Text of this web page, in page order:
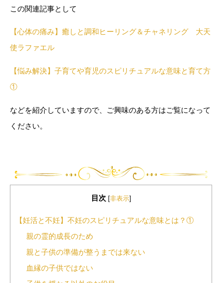
この関連記事として
【心体の痛み】癒しと調和ヒーリング＆チャネリング 大天
使ラファエル
【悩み解決】子育てや育児のスピリチュアルな意味と育て方
①
などを紹介していますので、ご興味のある方はご覧になって
ください。
目次 [非表示]
【妊活と不妊】不妊のスピリチュアルな意味とは？①
親の霊的成長のため
親と子供の準備が整うまでは来ない
血縁の子供ではない